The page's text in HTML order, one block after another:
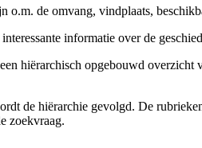
o.m. de omvang, vindplaats,
informatie over de
hiërarchisch opgebouwd
de hiërarchie gevolgd. De
zoekvraag.